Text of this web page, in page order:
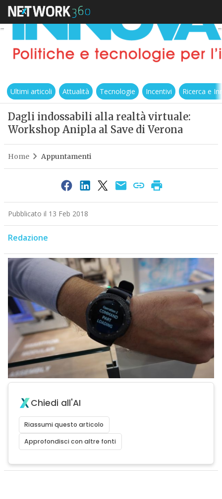
Ultimi articoli Attualità Tecnologie Incentivi Ricerca e
Dagli indossabili alla realtà virtuale:
Workshop Anipla al Save di Verona
Home Appuntamenti
Pubblicato il 13 Feb 2018
Redazione
Chiedi all'AI
Riassumi questo articolo
Approfondisci con altre fonti